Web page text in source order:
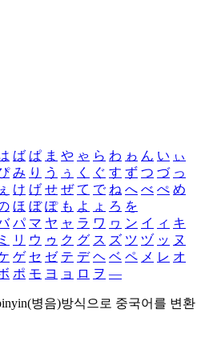
ば ぱ ま や ゃ ら わ ゎ ん い ぃ
み り う ぅ く ぐ す ず つ づ っ
ぇ け げ せ ぜ て で ね へ べ ぺ め
ほ ぼ ぽ も よ ょ ろ を
パ マ ヤ ャ ラ ワ ヮ ン イ ィ キ
ミ リ ウ ゥ ク グ ス ズ ツ ヅ ッ ヌ
ゲ セ ゼ テ デ ヘ ベ ペ メ レ オ
ポ モ ヨ ョ ロ ヲ ―
병음)방식으로 중국어를 변환